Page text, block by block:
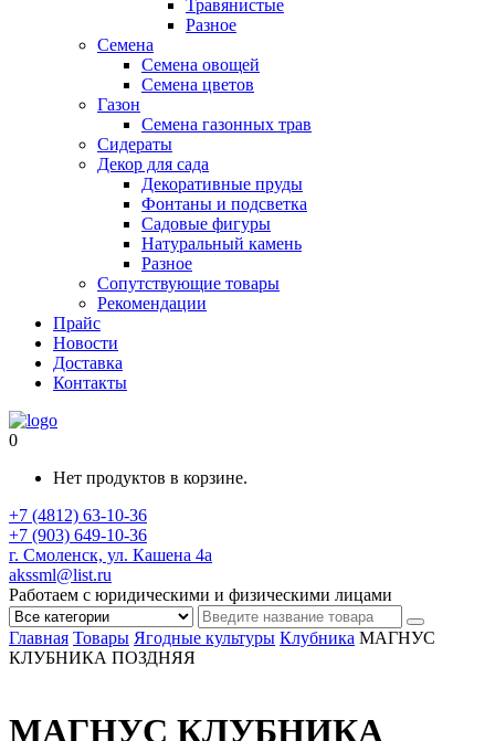
Травянистые
Разное
Семена
Семена овощей
Семена цветов
Газон
Семена газонных трав
Сидераты
Декор для сада
Декоративные пруды
Фонтаны и подсветка
Садовые фигуры
Натуральный камень
Разное
Сопутствующие товары
Рекомендации
Прайс
Новости
Доставка
Контакты
0
Нет продуктов в корзине.
+7 (4812) 63-10-36
+7 (903) 649-10-36
г. Смоленск, ул. Кашена 4а
akssml@list.ru
Работаем с юридическими и физическими лицами
Главная Товары Ягодные культуры Клубника МАГНУС
КЛУБНИКА ПОЗДНЯЯ
МАГНУС КЛУБНИКА